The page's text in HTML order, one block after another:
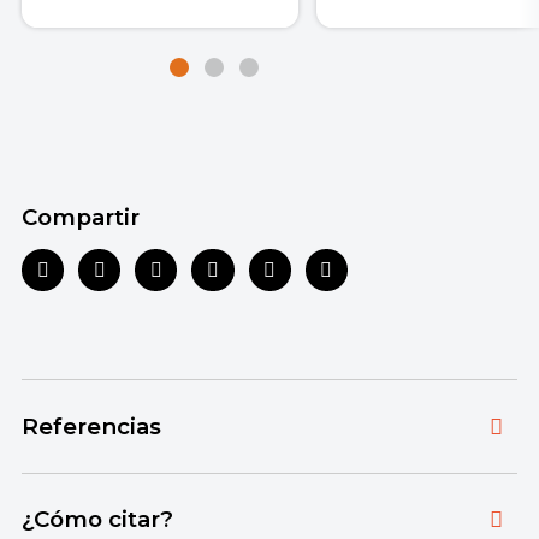
Compartir
Referencias
Toda la información que ofrecemos está
¿Cómo citar?